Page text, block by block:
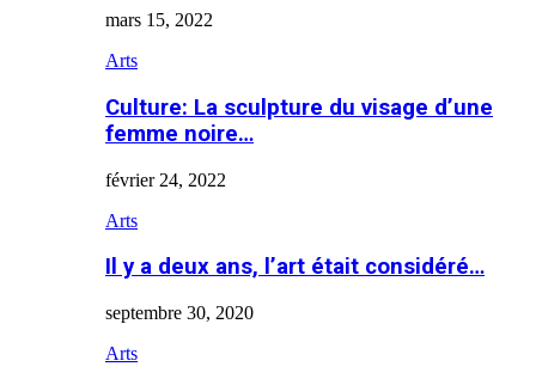
mars 15, 2022
Arts
Culture: La sculpture du visage d’une
femme noire…
février 24, 2022
Arts
Il y a deux ans, l’art était considéré…
septembre 30, 2020
Arts